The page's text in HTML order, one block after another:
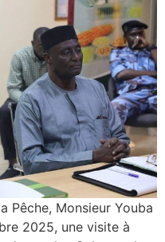
Pêche, Monsieur Youba
2025, une visite à